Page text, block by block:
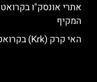
אתרי אונסק"ו
המקיף
האי קרק (Krk) בקרואטיה- כל מה שצריך לדעת